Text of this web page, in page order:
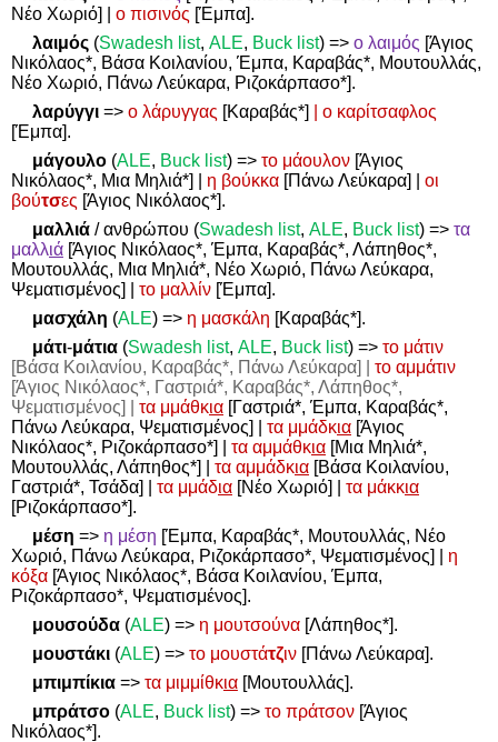
Νέο Χωριό] | ο πισινός [Έμπα].
λαιμός(Swadesh list, ALE, Buck list)=> ο λαιμός [Άγιος
Νικόλαος*, Βάσα Κοιλανίου, Έμπα, Καραβάς*, Μουτουλλάς,
Νέο Χωριό, Πάνω Λεύκαρα, Ριζοκάρπασο*].
λαρύγγι=> ο λάρυγγας [Καραβάς*]
| ο καρίτσαφλος
[Έμπα].
μάγουλο(ALE, Buck list)=> το μάουλον[Άγιος
Νικόλαος*, Μια Μηλιά*] | η βούκκα [Πάνω Λεύκαρα] | οι
βούτσες [Άγιος Νικόλαος*].
μαλλιά/ ανθρώπου (Swadesh list, ALE, Buck list)=> τα
μαλλιά [Άγιος Νικόλαος*, Έμπα, Καραβάς*, Λάπηθος*,
Μουτουλλάς, Μια Μηλιά*, Νέο Χωριό, Πάνω Λεύκαρα,
Ψεματισμένος] |
το μαλλίν [Έμπα].
μασχάλη (ALE)=> η μασκάλη [Καραβάς*].
μάτι-μάτια(Swadesh list, ALE, Buck list)=> το μάτιν
[Βάσα Κοιλανίου, Καραβάς*, Πάνω Λεύκαρα] | το αμμάτιν
[Άγιος Νικόλαος*, Γαστριά*, Καραβάς*, Λάπηθος*,
Ψεματισμένος] | τα μμάθκια [Γαστριά*, Έμπα, Καραβάς*,
Πάνω Λεύκαρα, Ψεματισμένος] | τα μμάδκια [Άγιος
Νικόλαος*, Ριζοκάρπασο*] | τα αμμάθκια [Μια Μηλιά*,
Μουτουλλάς, Λάπηθος*] | τα αμμάδκια [Βάσα Κοιλανίου,
Γαστριά*, Τσάδα] |
τα μμάδια [Νέο Χωριό] | τα μάκκια
[Ριζοκάρπασο*].
μέση => η μέση [Έμπα, Καραβάς*, Μουτουλλάς, Νέο
Χωριό, Πάνω Λεύκαρα, Ριζοκάρπασο*, Ψεματισμένος] |
η
κόξα [Άγιος Νικόλαος*, Βάσα Κοιλανίου, Έμπα,
Ριζοκάρπασο*, Ψεματισμένος].
μουσούδα(ALE)=> η μουτσούνα[Λάπηθος*].
μουστάκι(ALE)=> το μουστάτζιν[Πάνω Λεύκαρα].
μπιμπίκια=> τα μιμμίθκια[Μουτουλλάς].
μπράτσο(ALE, Buck list)=> το πράτσον[Άγιος
Νικόλαος*].